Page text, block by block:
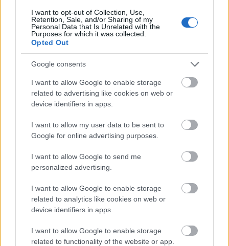
I want to opt-out of Collection, Use,
Retention, Sale, and/or Sharing of my
Personal Data that Is Unrelated with the
Purposes for which it was collected.
Opted Out
Google consents
I want to allow Google to enable storage
related to advertising like cookies on web or
device identifiers in apps.
I want to allow my user data to be sent to
Google for online advertising purposes.
I want to allow Google to send me
personalized advertising.
I want to allow Google to enable storage
related to analytics like cookies on web or
device identifiers in apps.
I want to allow Google to enable storage
related to functionality of the website or app.
ενσωματώνοντας νέα εργαλεία και μεθοδολογίες στην
επαγγελματική τους δραστηριότητα.
✔️ Αναπτύσσουν κριτική σκέψη στη χρήση της Τεχνητής
ορθή και δεοντολογική τους εφαρμογή.
✔️ Αυξάνουν την επαγγελματική τους αυτονομία, επιλέγοντας και
εφαρμόζοντας τις κατάλληλες τεχνολογικές λύσεις ανάλογα με τις
ανάγκες του εργασιακού περιβάλλοντος.
✔️ Ενσωματώνουν τεχνολογικές λύσεις επικοινωνίας και
βελτιώνοντας τη συνεργασία και την απόδοση των ομάδων.
✔️ Συνδυάζουν γνώσεις από διαφορετικούς τομείς (τεχνολογία,
προβλημάτων και τη λήψη τεκμηριωμένων αποφάσεων.
Διάρκεια
2 μήνες / 52 ώρες